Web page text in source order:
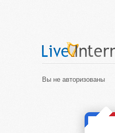
Вы не авторизованы